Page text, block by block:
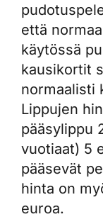
että
käytössä
kausikortit
normaalisti
Lippujen
pääsylippu
vuotiaat) 5
pääsevät
hinta on
euroa.